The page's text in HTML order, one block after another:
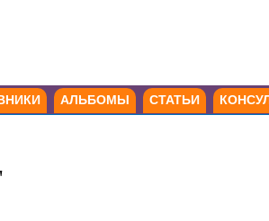
АЛЬБОМЫ СТАТЬИ